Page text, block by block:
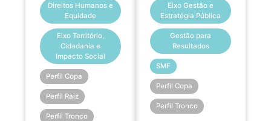
Direitos Humanos e
Equidade
Eixo Território,
Cidadania e
Impacto Social
Perfil Copa
Perfil Raiz
Perfil Tronco
Eixo Gestão e
Estratégia Pública
Gestão para
Resultados
SMF
Perfil Copa
Perfil Tronco